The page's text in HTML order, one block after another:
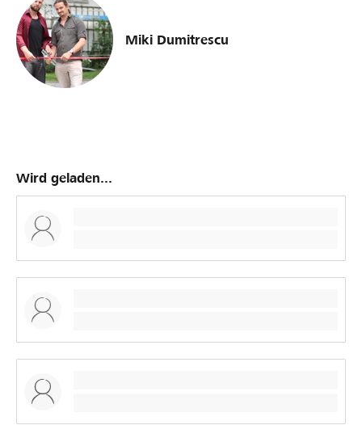
Miki Dumitrescu
Wird geladen...